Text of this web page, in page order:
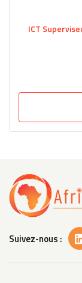
ICT
Suivez-nous :